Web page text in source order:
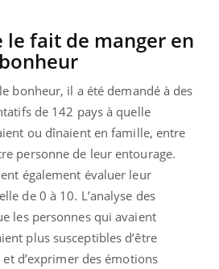
le fait de manger en
bonheur, il a été demandé à ​​des
de 142 pays à quelle
ou dînaient en famille, entre
personne de leur entourage.
également évaluer leur
de 0 à 10. L’analyse des
les personnes qui avaient
plus susceptibles d’être
d’exprimer des émotions